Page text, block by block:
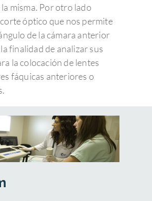
misma. Por otro lado
óptico que nos permite
de la cámara anterior
finalidad de analizar sus
la colocación de lentes
fáquicas anteriores o